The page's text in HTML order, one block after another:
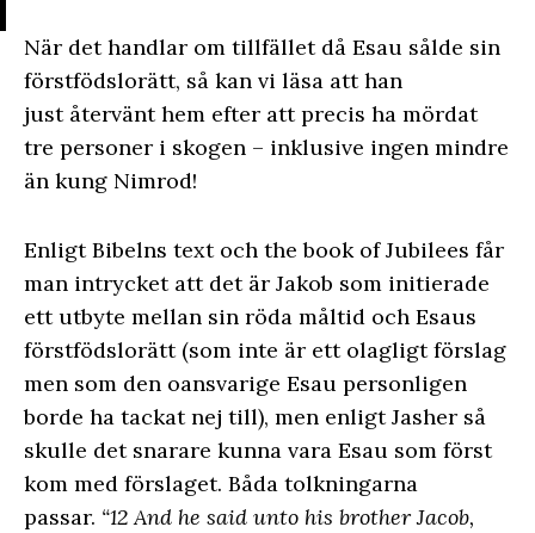
När det handlar om tillfället då Esau sålde sin
förstfödslorätt, så kan vi läsa att han
just återvänt hem efter att precis ha mördat
tre personer i skogen – inklusive ingen mindre
än kung Nimrod!
Enligt Bibelns text och the book of Jubilees får
man intrycket att det är Jakob som initierade
ett utbyte mellan sin röda måltid och Esaus
förstfödslorätt (som inte är ett olagligt förslag
men som den oansvarige Esau personligen
borde ha tackat nej till), men enligt Jasher så
skulle det snarare kunna vara Esau som först
kom med förslaget. Båda tolkningarna
passar. “12 And he said unto his brother Jacob,